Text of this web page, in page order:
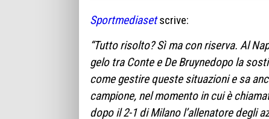
Sportmediasetscrive:
“Tutto risolto? Sì ma con riserva. Al
gelo tra Conte e De Bruynedopo la
come gestire queste situazioni e sa
campione, nel momento in cui è
dopo il 2-1 di Milano l’allenatore degli